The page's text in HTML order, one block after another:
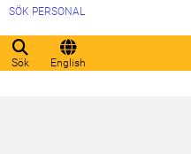
Sök English
SÖK PERSONAL